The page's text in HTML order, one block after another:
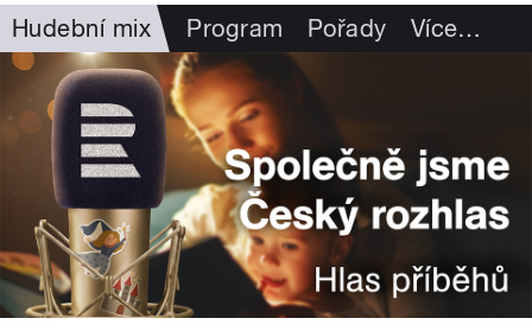
Hudební mix Program Pořady Více…